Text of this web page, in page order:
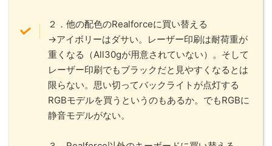
２．他の配色のRealforceに買い替える
→アイボリーはダサい。レーザー印刷は耐荷重が
重くなる（All30gが用意されていない）。そして
レーザー印刷でもブラックだと見やすくなるとは
限らない。思い切ってバックライトが点灯する
RGBモデルを買うというのもあるか。でもRGBに
静音モデルがない。